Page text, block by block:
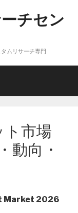
チセン
ムリサーチ専門
ト市場
動向・
Market 2026